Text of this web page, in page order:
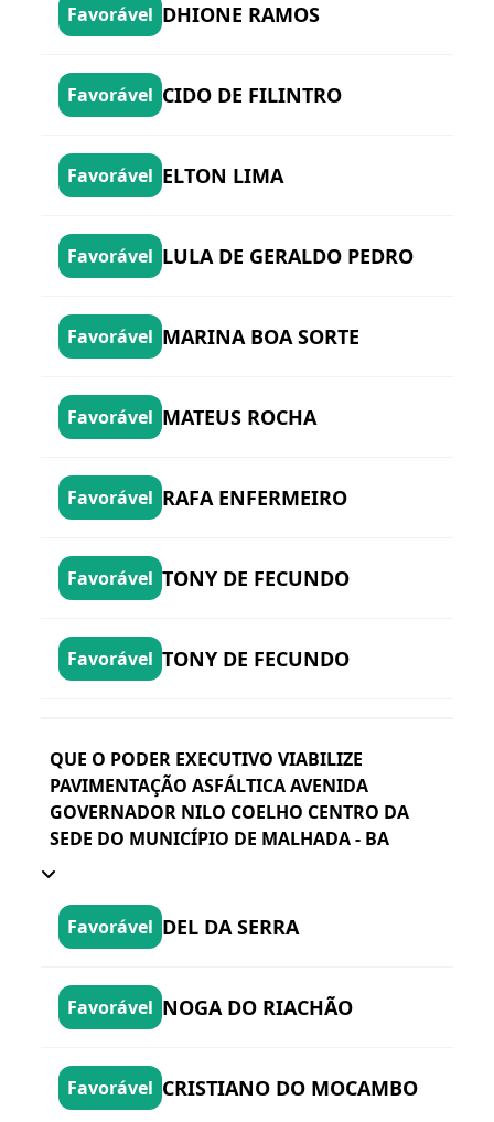
Favorável DHIONE RAMOS
Favorável CIDO DE FILINTRO
Favorável ELTON LIMA
Favorável LULA DE GERALDO PEDRO
Favorável MARINA BOA SORTE
Favorável MATEUS ROCHA
Favorável RAFA ENFERMEIRO
Favorável TONY DE FECUNDO
Favorável TONY DE FECUNDO
QUE O PODER EXECUTIVO VIABILIZE
PAVIMENTAÇÃO ASFÁLTICA AVENIDA
GOVERNADOR NILO COELHO CENTRO DA
SEDE DO MUNICÍPIO DE MALHADA - BA
Favorável DEL DA SERRA
Favorável NOGA DO RIACHÃO
Favorável CRISTIANO DO MOCAMBO